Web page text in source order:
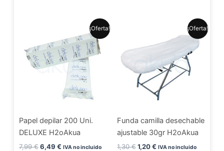
¡Oferta!
Papel depilar 200 Uni.
DELUXE H2oAkua
7,99€
original
era:
7,99 €.
6,49 €
actual
es:
6,49 €.
IVA no incluido
¡Oferta!
Funda camilla desechable
ajustable 30gr H2oAkua
1,30€
original
era:
1,20€
actual
1,20 €.
IVA no incluido